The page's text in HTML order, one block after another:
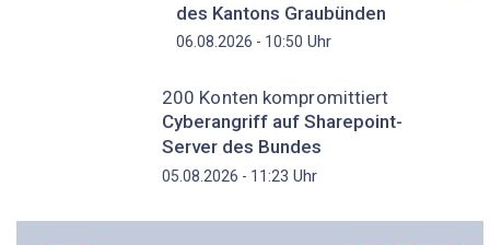
des Kantons Graubünden
06.08.2026 - 10:50 Uhr
200 Konten kompromittiert
Cyberangriff auf Sharepoint-
Server des Bundes
05.08.2026 - 11:23 Uhr